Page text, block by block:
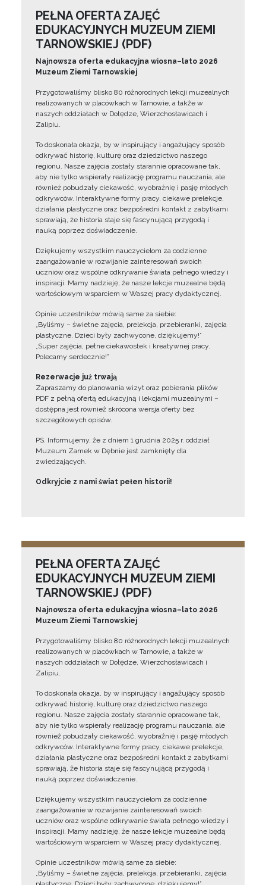
PEŁNA OFERTA ZAJĘĆ
EDUKACYJNYCH MUZEUM ZIEMI
TARNOWSKIEJ (PDF)
Najnowsza oferta edukacyjna wiosna–lato 2026
Muzeum Ziemi Tarnowskiej
Przygotowaliśmy blisko 80 różnorodnych lekcji muzealnych
realizowanych w placówkach w Tarnowie, a także w
naszych oddziałach w Dołędze, Wierzchosławicach i
Zalipiu.
To doskonała okazja, by w inspirujący i angażujący sposób
odkrywać historię, kulturę oraz dziedzictwo naszego
regionu. Nasze zajęcia zostały starannie opracowane tak,
aby nie tylko wspierały realizację programu nauczania, ale
również pobudzały ciekawość, wyobraźnię i pasję młodych
odkrywców. Interaktywne formy pracy, ciekawe prelekcje,
działania plastyczne oraz bezpośredni kontakt z zabytkami
sprawiają, że historia staje się fascynującą przygodą i
nauką poprzez doświadczenie.
Dziękujemy wszystkim nauczycielom za codzienne
zaangażowanie w rozwijanie zainteresowań swoich
uczniów oraz wspólne odkrywanie świata pełnego wiedzy i
inspiracji. Mamy nadzieję, że nasze lekcje muzealne będą
wartościowym wsparciem w Waszej pracy dydaktycznej.
Opinie uczestników mówią same za siebie:
„Byliśmy – świetne zajęcia, prelekcja, przebieranki, zajęcia
plastyczne. Dzieci były zachwycone, dziękujemy!”
„Super zajęcia, pełne ciekawostek i kreatywnej pracy.
Polecamy serdecznie!”
Rezerwacje już trwają
Zapraszamy do planowania wizyt oraz pobierania plików
PDF z pełną ofertą edukacyjną i lekcjami muzealnymi –
dostępna jest również skrócona wersja oferty bez
szczegółowych opisów.
PS. Informujemy, że z dniem 1 grudnia 2025 r. oddział
Muzeum Zamek w Dębnie jest zamknięty dla
zwiedzających.
Odkryjcie z nami świat pełen historii!
PEŁNA OFERTA ZAJĘĆ
EDUKACYJNYCH MUZEUM ZIEMI
TARNOWSKIEJ (PDF)
Najnowsza oferta edukacyjna wiosna–lato 2026
Muzeum Ziemi Tarnowskiej
Przygotowaliśmy blisko 80 różnorodnych lekcji muzealnych
realizowanych w placówkach w Tarnowie, a także w
naszych oddziałach w Dołędze, Wierzchosławicach i
Zalipiu.
To doskonała okazja, by w inspirujący i angażujący sposób
odkrywać historię, kulturę oraz dziedzictwo naszego
regionu. Nasze zajęcia zostały starannie opracowane tak,
aby nie tylko wspierały realizację programu nauczania, ale
również pobudzały ciekawość, wyobraźnię i pasję młodych
odkrywców. Interaktywne formy pracy, ciekawe prelekcje,
działania plastyczne oraz bezpośredni kontakt z zabytkami
sprawiają, że historia staje się fascynującą przygodą i
nauką poprzez doświadczenie.
Dziękujemy wszystkim nauczycielom za codzienne
zaangażowanie w rozwijanie zainteresowań swoich
uczniów oraz wspólne odkrywanie świata pełnego wiedzy i
inspiracji. Mamy nadzieję, że nasze lekcje muzealne będą
wartościowym wsparciem w Waszej pracy dydaktycznej.
Opinie uczestników mówią same za siebie:
„Byliśmy – świetne zajęcia, prelekcja, przebieranki, zajęcia